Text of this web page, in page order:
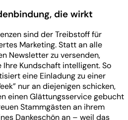
die wirkt
sind der Treibstoff für
Marketing. Statt an alle
Newsletter zu versenden,
Kundschaft intelligent. So
eine Einladung zu einer
nur an diejenigen schicken,
einen Glättungsservice gebucht
Stammgästen an ihrem
Dankeschön an – weil das